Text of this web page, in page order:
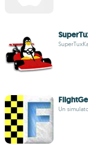
Un